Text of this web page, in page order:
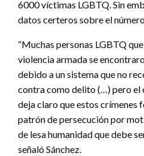
6000 víctimas LGBTQ. Sin
datos certeros sobre el
“Muchas personas LGBTQ
violencia armada se
debido a un sistema que no
contra como delito (…) pero el
deja claro que estos crímenes
patrón de persecución por
de lesa humanidad que debe
señaló Sánchez.